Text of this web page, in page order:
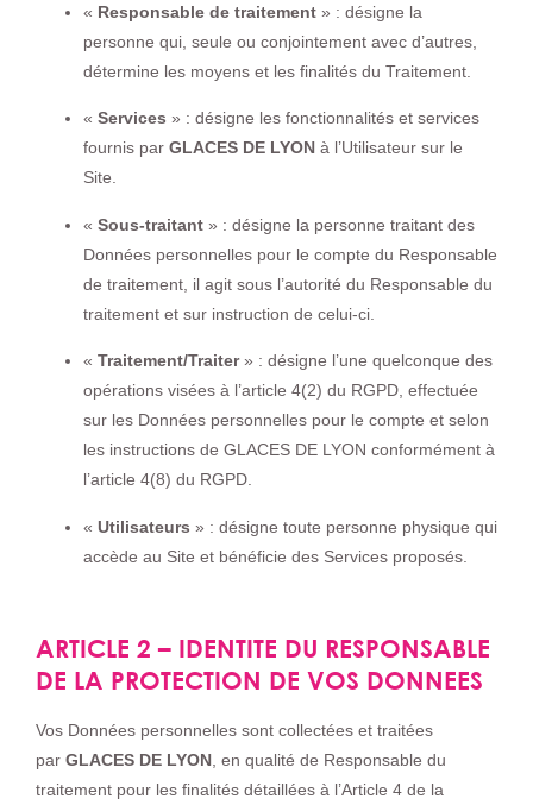
« Responsable de traitement » : désigne la
personne qui, seule ou conjointement avec d’autres,
détermine les moyens et les finalités du Traitement.
« Services » : désigne les fonctionnalités et services
fournis par GLACES DE LYON à l’Utilisateur sur le
Site.
« Sous-traitant » : désigne la personne traitant des
Données personnelles pour le compte du Responsable
de traitement, il agit sous l’autorité du Responsable du
traitement et sur instruction de celui-ci.
« Traitement/Traiter» : désigne l’une quelconque des
opérations visées à l’article 4(2) du RGPD, effectuée
sur les Données personnelles pour le compte et selon
les instructions de GLACES DE LYON conformément à
l’article 4(8) du RGPD.
« Utilisateurs » : désigne toute personne physique qui
accède au Site et bénéficie des Services proposés.
ARTICLE 2 – IDENTITE DU RESPONSABLE
DE LA PROTECTION DE VOS DONNEES
Vos Données personnelles sont collectées et traitées
par GLACES DE LYON , en qualité de Responsable du
traitement pour les finalités détaillées à l’Article 4 de la